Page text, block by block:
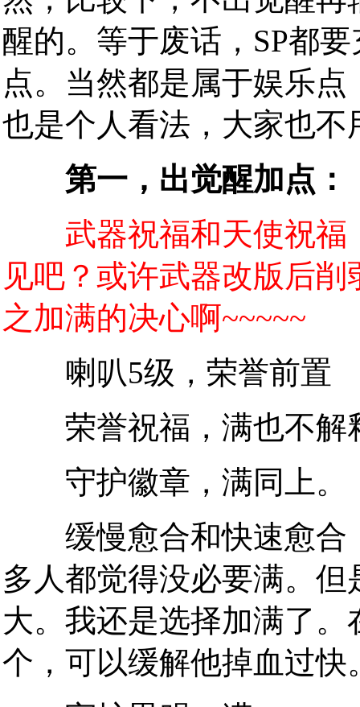
醒的。等于废话，SP都
点。当然都是属于娱乐
也是个人看法，大家也不
第一，出觉醒加点：
武器祝福和天使祝
见吧？或许武器改版后
之加满的决心啊~~~~~
喇叭5级，荣誉前置
荣誉祝福，满也不解
守护徽章，满同上。
缓慢愈合和快速愈合
多人都觉得没必要满。
大。我还是选择加满了
个，可以缓解他掉血过